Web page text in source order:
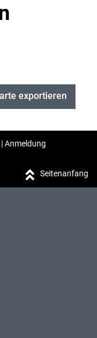
exportieren
|Anmeldung
Seitenanfang